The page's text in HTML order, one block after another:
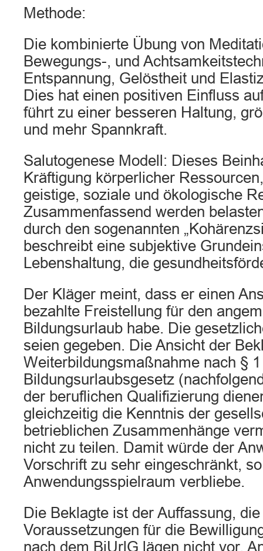
Methode:
Die kombinierte Übung von
Bewegungs-, und
Entspannung, Gelöstheit und
Dies hat einen positiven Einfluss
führt zu einer besseren Haltung,
und mehr Spannkraft.
Salutogenese Modell: Dieses
Kräftigung körperlicher
geistige, soziale und ökologische
Zusammenfassend werden
durch den sogenannten
beschreibt eine subjektive
Lebenshaltung, die
Der Kläger meint, dass er einen
bezahlte Freistellung für den
Bildungsurlaub habe. Die
seien gegeben. Die Ansicht der
Weiterbildungsmaßnahme nach §
Bildungsurlaubsgesetz
der beruflichen Qualifizierung
gleichzeitig die Kenntnis der
betrieblichen Zusammenhänge
nicht zu teilen. Damit würde der
Vorschrift zu sehr eingeschränkt,
Anwendungsspielraum verbliebe.
Die Beklagte ist der Auffassung,
Voraussetzungen für die
nach dem BiUrlG lägen nicht vor.